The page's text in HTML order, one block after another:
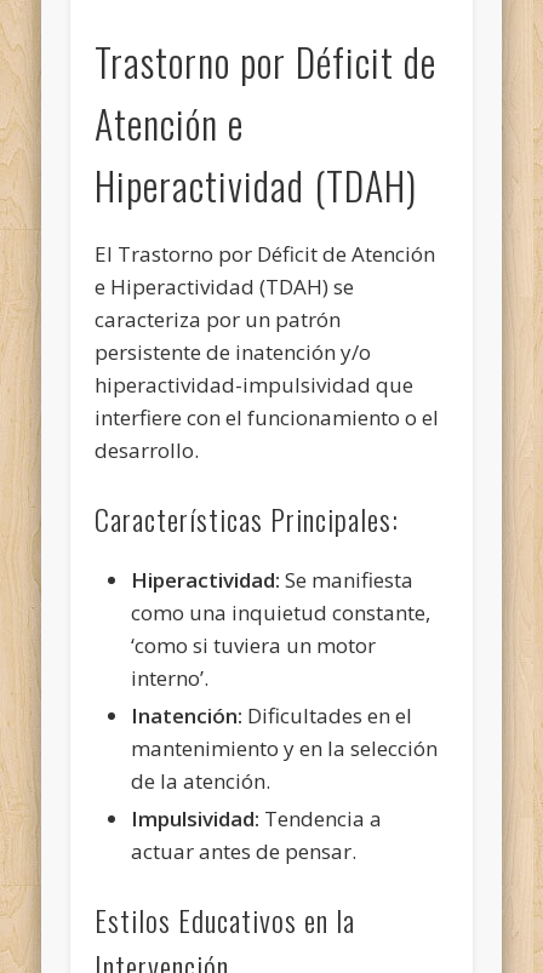
Trastorno por Déficit de
Atención e
Hiperactividad (TDAH)
El Trastorno por Déficit de Atención
e Hiperactividad (TDAH) se
caracteriza por un patrón
persistente de inatención y/o
hiperactividad-impulsividad que
interfiere con el funcionamiento o el
desarrollo.
Características Principales:
Hiperactividad: Se manifiesta
como una inquietud constante,
‘como si tuviera un motor
interno’.
Inatención: Dificultades en el
mantenimiento y en la selección
de la atención.
Impulsividad: Tendencia a
actuar antes de pensar.
Estilos Educativos en la